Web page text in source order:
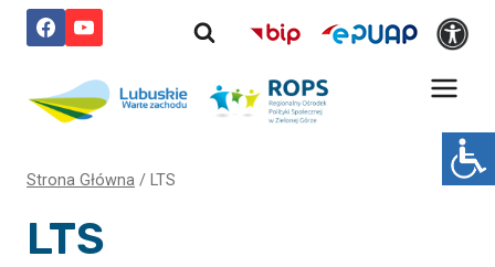
Przejdź
Strona Główna / LTS
LTS